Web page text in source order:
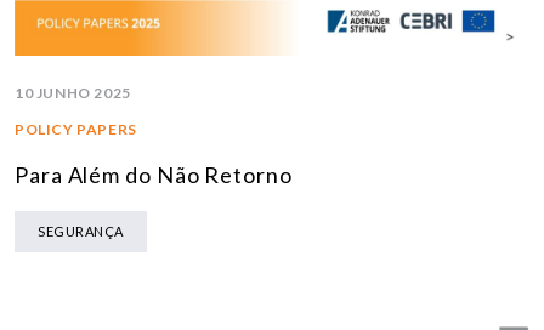
10 JUNHO 2025
POLICY PAPERS
Para Além do Não Retorno
SEGURANÇA